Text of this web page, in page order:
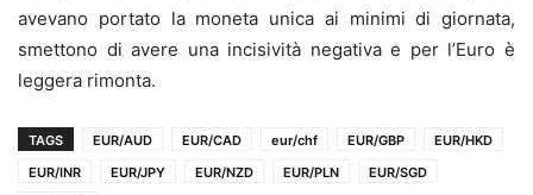
avevano portato la moneta unica ai minimi di giornata,
smettono di avere una incisività negativa e per l’Euro è
leggera rimonta.
TAGS EUR/AUD EUR/CAD eur/chf EUR/GBP
EUR/HKD
EUR/INR
EUR/JPY EUR/NZD EUR/PLN
EUR/SGD